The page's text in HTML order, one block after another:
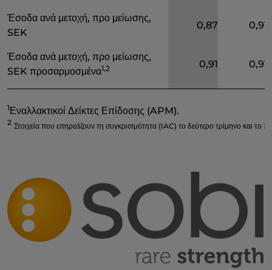
Έσοδα ανά μετοχή, προ μείωσης,
SEK
0,87 0,91
Έσοδα ανά μετοχή, προ μείωσης,
SEK προσαρμοσμένα1,2 0,91 0,91
1Εναλλακτικοί Δείκτες Επίδοσης (APM).
2 Στοιχεία που επηρεάζουν τη συγκρισιμότητα (IAC) το δεύτερο τρίμηνο και το